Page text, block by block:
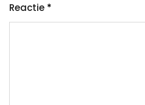
Reactie *